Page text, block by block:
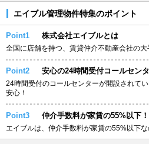
エイブル管理物件特集のポイント
Point1 株式会社エイブルとは
全国に店舗を持つ、賃貸仲介不動産会社の大
Point2 安心の24時間受付コールセン
24時間受付のコールセンターが開設されて
安心！
Point3 仲介手数料が家賃の55%以下！
エイブルは、仲介手数料が家賃の55%以下